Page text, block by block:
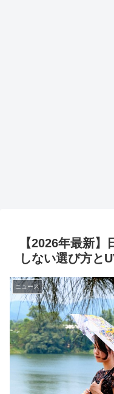
【2026年最新
しない選び方と
ニュース